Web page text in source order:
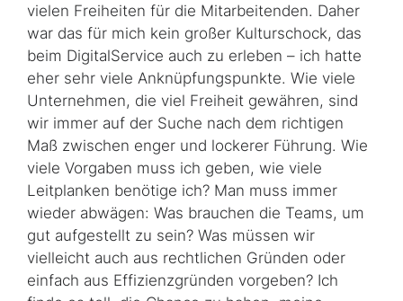
vielen Freiheiten für die Mitarbeitenden. Daher
war das für mich kein großer Kulturschock, das
beim DigitalService auch zu erleben – ich hatte
eher sehr viele Anknüpfungspunkte. Wie viele
Unternehmen, die viel Freiheit gewähren, sind
wir immer auf der Suche nach dem richtigen
Maß zwischen enger und lockerer Führung. Wie
viele Vorgaben muss ich geben, wie viele
Leitplanken benötige ich? Man muss immer
wieder abwägen: Was brauchen die Teams, um
gut aufgestellt zu sein? Was müssen wir
vielleicht auch aus rechtlichen Gründen oder
einfach aus Effizienzgründen vorgeben? Ich